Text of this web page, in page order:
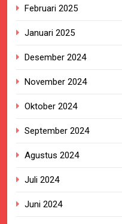
Februari 2025
Januari 2025
Desember 2024
November 2024
Oktober 2024
September 2024
Agustus 2024
Juli 2024
Juni 2024